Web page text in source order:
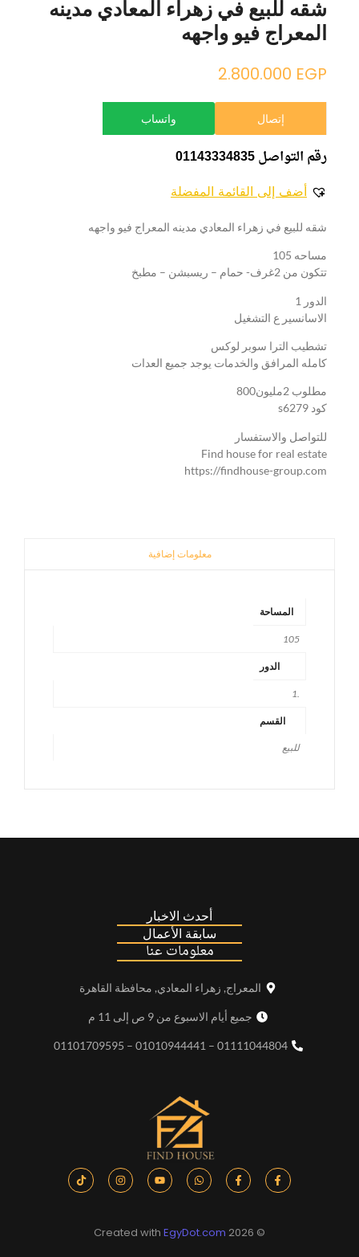
شقه للبيع في زهراء المعادي مدينه
المعراج فيو واجهه
2.800.000 EGP
إتصال واتساب
رقم التواصل 01143334835
أضف إلى القائمة المفضلة
شقه للبيع في زهراء المعادي مدينه المعراج فيو واجهه
مساحه 105
تتكون من 2غرف- حمام – ريسبشن – مطبخ
الدور 1
الاسانسير ع التشغيل
تشطيب الترا سوبر لوكس
كامله المرافق والخدمات يوجد جميع العدات
مطلوب 2مليون800
كود s6279
للتواصل والاستفسار
Find house for real estate
https://findhouse-group.com
معلومات إضافية
المساحة
105
الدور
القسم
للبيع
أحدث الاخبار
سابقة الأعمال
معلومات عنا
المعراج, زهراء المعادي, محافظة القاهرة
جميع أيام الاسبوع من 9 ص إلى 11 م
01111044804 – 01010944441 – 01101709595
© 2026 Created with
EgyDot.com